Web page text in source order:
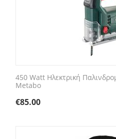
450 Watt Ηλεκτρική
Metabo
€85.00